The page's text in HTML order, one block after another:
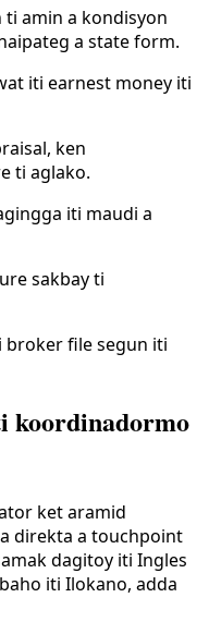
amin a kondisyon
a state form.
iti earnest money iti
ken
ti aglako.
iti maudi a
sakbay ti
broker file segun iti
koordinadormo
ket aramid
direkta a touchpoint
dagitoy iti Ingles
iti Ilokano, adda